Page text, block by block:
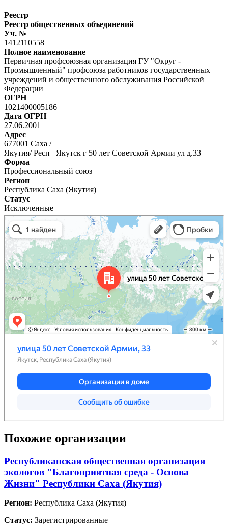
Реестр
Реестр общественных объединений
Уч. №
1412110558
Полное наименование
Первичная профсоюзная организация ГУ "Округ -
Промышленный" профсоюза работников государственных
учреждений и общественного обслуживания Российской
Федерации
ОГРН
1021400005186
Дата ОГРН
27.06.2001
Адрес
677001 Саха /
Якутия/ Респ Якутск г 50 лет Советской Армии ул д.33
Форма
Профессиональный союз
Регион
Республика Саха (Якутия)
Статус
Исключенные
Похожие организации
Республиканская общественная организация
экологов "Благоприятная среда - Основа
Жизни" Республики Саха (Якутия)
Регион: Республика Саха (Якутия)
Статус: Зарегистрированные